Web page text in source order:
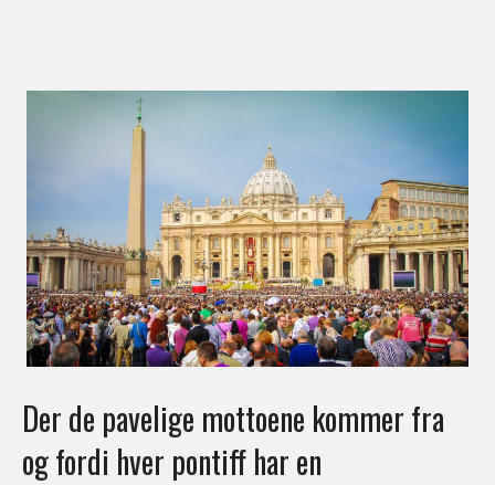
Der de pavelige mottoene kommer fra
og fordi hver pontiff har en